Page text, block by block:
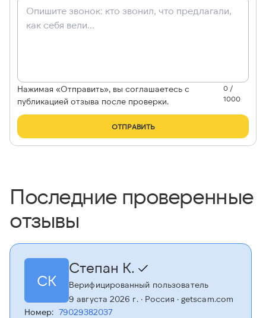
Нажимая «Отправить», вы соглашаетесь с
публикацией отзыва после проверки.
0 /
1000
ОТПРАВИТЬ
Последние проверенные
отзывы
СК
Степан К.
Верифицированный пользователь
9 августа 2026 г.· Россия · getscam.com
Номер: 79029382037